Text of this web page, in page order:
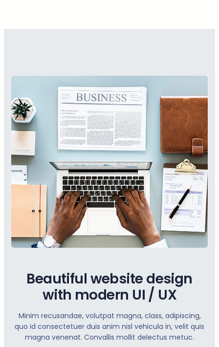
Beautiful website design
with modern UI / UX
Minim recusandae, volutpat magna, class, adipiscing,
quo id consectetuer duis anim nisl vehicula in, velit quis
magna venenat. Convallis mollit delectus metuc.